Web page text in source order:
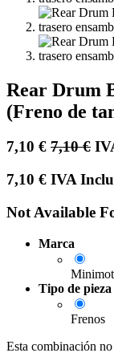
Rear Drum
(Freno de
7,10 € 7,10€
7,10 € IVA
Not Available
Marca
Tipo de pieza
Frenos
Esta combinación no